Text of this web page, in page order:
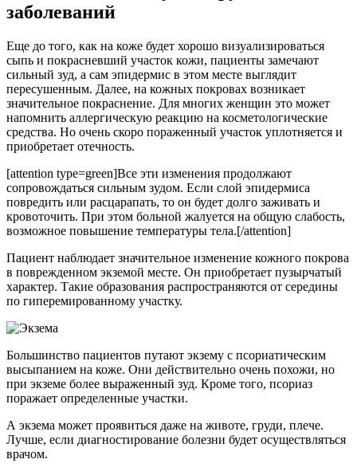
заболеваний
Еще до того, как на коже будет хорошо визуализироваться
сыпь и покрасневший участок кожи, пациенты замечают
сильный зуд, а сам эпидермис в этом месте выглядит
пересушенным. Далее, на кожных покровах возникает
значительное покраснение. Для многих женщин это может
напомнить аллергическую реакцию на косметологические
средства. Но очень скоро пораженный участок уплотняется и
приобретает отечность.
[attention type=green]Все эти изменения продолжают
сопровождаться сильным зудом. Если слой эпидермиса
повредить или расцарапать, то он будет долго заживать и
кровоточить. При этом больной жалуется на общую слабость,
возможное повышение температуры тела.[/attention]
Пациент наблюдает значительное изменение кожного покрова
в поврежденном экземой месте. Он приобретает пузырчатый
характер. Такие образования распространяются от середины
по гиперемированному участку.
Большинство пациентов путают экзему с псориатическим
высыпанием на коже. Они действительно очень похожи, но
при экземе более выраженный зуд. Кроме того, псориаз
поражает определенные участки.
А экзема может проявиться даже на животе, груди, плече.
Лучше, если диагностирование болезни будет осуществляться
врачом.